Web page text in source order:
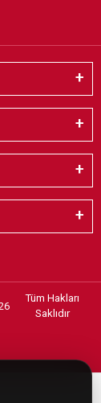
Tüm Hakları
Saklıdır